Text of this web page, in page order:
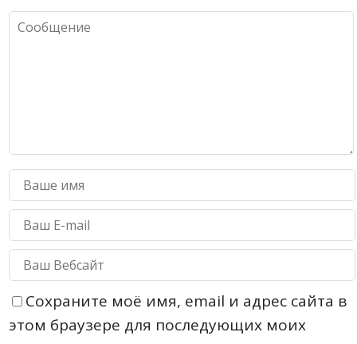
Сохраните моё имя, email и адрес сайта в
этом браузере для последующих моих